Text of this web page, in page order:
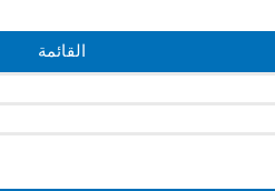
القائمة